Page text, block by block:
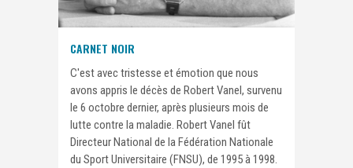
CARNET NOIR
C'est avec tristesse et émotion que nous
avons appris le décès de Robert Vanel, survenu
le 6 octobre dernier, après plusieurs mois de
lutte contre la maladie. Robert Vanel fût
Directeur National de la Fédération Nationale
du Sport Universitaire (FNSU), de 1995 à 1998.